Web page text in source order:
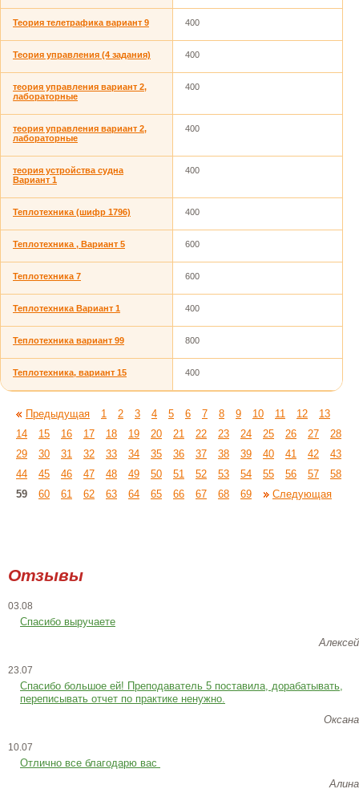
Теория телетрафика вариант 9 400
Теория управления (4 задания) 400
теория управления вариант 2,
лабораторные
400
теория управления вариант 2,
лабораторные
400
теория устройства судна
Вариант 1
400
Теплотехника (шифр 1796) 400
Теплотехника , Вариант 5 600
Теплотехника 7 600
Теплотехника Вариант 1 400
Теплотехника вариант 99 800
Теплотехника, вариант 15 400
Предыдущая 1 2 3 4 5 6 7 8 9 10 11 12
13
14
15 16 17 18 19 20 21 22 23 24 25 26 27
28
29
30 31 32 33 34 35 36 37 38 39 40 41 42
43
44
45 46 47 48 49 50 51 52 53 54 55 56 57
58
59
60 61 62 63 64 65 66 67 68 69 Следующая
Отзывы
03.08
Спасибо выручаете
Алексей
23.07
Cпасибо большое ей! Преподаватель 5 поставила, дорабатывать,
переписывать отчет по практике ненужно.
Оксана
10.07
Отлично все благодарю вас
Алина